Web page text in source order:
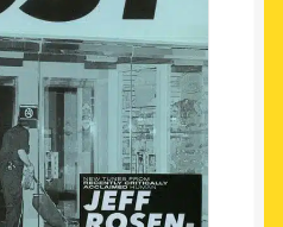
était :
35,00€.